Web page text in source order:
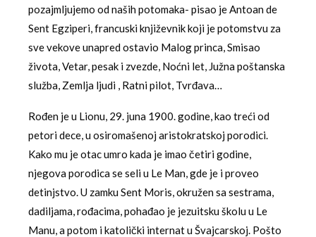
pozajmljujemo od naših potomaka- pisao je Antoan de
Sent Egziperi, francuski književnik koji je potomstvu za
sve vekove unapred ostavio Malog princa, Smisao
života, Vetar, pesak i zvezde, Noćni let, Južna poštanska
služba, Zemlja ljudi , Ratni pilot, Tvrđava…
Rođen je u Lionu, 29. juna 1900. godine, kao treći od
petori dece, u osiromašenoj aristokratskoj porodici.
Kako mu je otac umro kada je imao četiri godine,
njegova porodica se seli u Le Man, gde je i proveo
detinjstvo. U zamku Sent Moris, okružen sa sestrama,
dadiljama, rođacima, pohađao je jezuitsku školu u Le
Manu, a potom i katolički internat u Švajcarskoj. Pošto